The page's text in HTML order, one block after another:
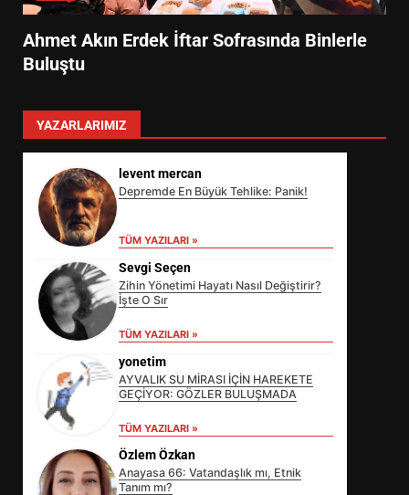
Ahmet Akın Erdek İftar Sofrasında Binlerle
Buluştu
YAZARLARIMIZ
levent mercan
Depremde En Büyük Tehlike: Panik!
TÜM YAZILARI »
Sevgi Seçen
Zihin Yönetimi Hayatı Nasıl Değiştirir?
İşte O Sır
TÜM YAZILARI »
yonetim
AYVALIK SU MİRASI İÇİN HAREKETE
GEÇİYOR: GÖZLER BULUŞMADA
TÜM YAZILARI »
Özlem Özkan
Anayasa 66: Vatandaşlık mı, Etnik
Tanım mı?